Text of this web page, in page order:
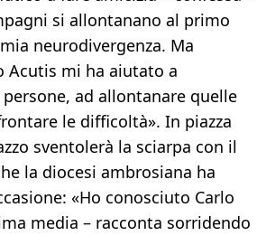
si allontanano al primo
neurodivergenza. Ma
Acutis mi ha aiutato a
ad allontanare quelle
le difficoltà». In piazza
sventolerà la sciarpa con il
la diocesi ambrosiana ha
«Ho conosciuto Carlo
media – racconta sorridendo